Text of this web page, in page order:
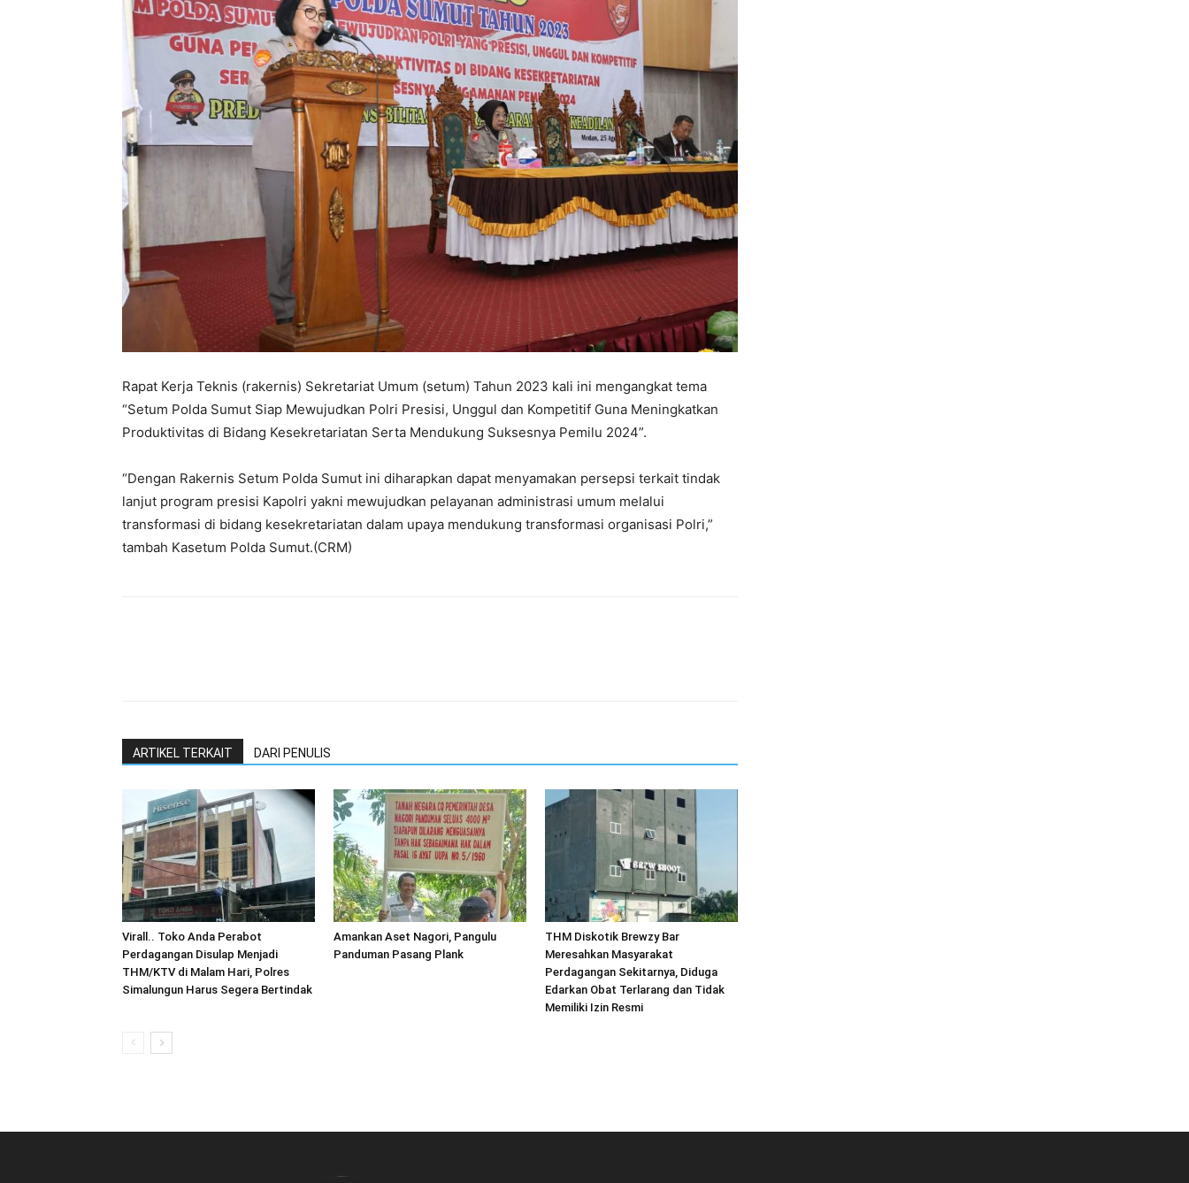
Rapat Kerja Teknis (rakernis) Sekretariat Umum (setum) Tahun 2023 kali ini mengangkat tema
“Setum Polda Sumut Siap Mewujudkan Polri Presisi, Unggul dan Kompetitif Guna Meningkatkan
Produktivitas di Bidang Kesekretariatan Serta Mendukung Suksesnya Pemilu 2024”.
“Dengan Rakernis Setum Polda Sumut ini diharapkan dapat menyamakan persepsi terkait tindak
lanjut program presisi Kapolri yakni mewujudkan pelayanan administrasi umum melalui
transformasi di bidang kesekretariatan dalam upaya mendukung transformasi organisasi Polri,”
tambah Kasetum Polda Sumut.(CRM)
ARTIKEL TERKAIT DARI PENULIS
Virall.. Toko Anda Perabot
Perdagangan Disulap Menjadi
THM/KTV di Malam Hari, Polres
Simalungun Harus Segera Bertindak
Amankan Aset Nagori, Pangulu
Panduman Pasang Plank
THM Diskotik Brewzy Bar
Meresahkan Masyarakat
Perdagangan Sekitarnya, Diduga
Edarkan Obat Terlarang dan Tidak
Memiliki Izin Resmi